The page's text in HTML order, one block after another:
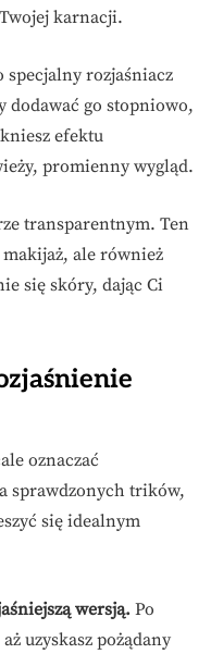
karnacji.
specjalny rozjaśniacz
dodawać go stopniowo,
efektu
promienny wygląd.
transparentnym. Ten
ale również
się skóry, dając Ci
oznaczać
sprawdzonych trików,
się idealnym
wersją. Po
uzyskasz pożądany